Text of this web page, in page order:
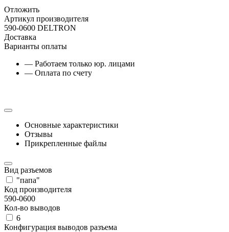
Отложить
Артикул производителя
590-0600 DELTRON
Доставка
Варианты оплаты
— Работаем только юр. лицами
— Оплата по счету
Основные характеристики
Отзывы
Прикрепленные файлы
Вид разъемов
"папа"
Код производителя
590-0600
Кол-во выводов
6
Конфигурация выводов разъема